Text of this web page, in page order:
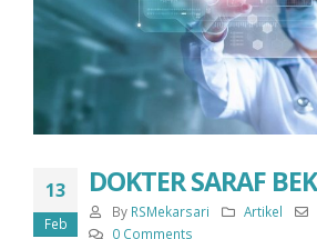
13
Feb
DOKTER SARAF
By RSMekarsari Artikel
0 Comments